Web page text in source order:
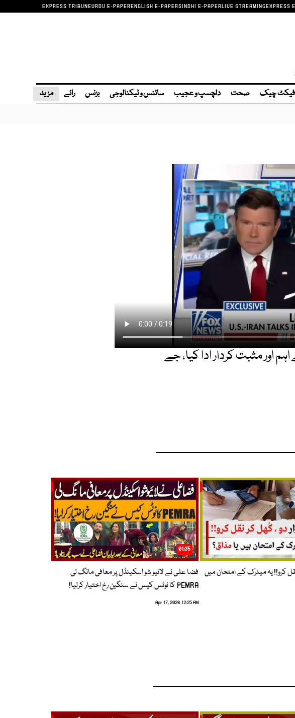
EXPRESS TRIBUNEURDU E-PAPERENGLISH E-PAPERSINDHI E-PAPERLIVE STREAMINGEXPRESS
فیکٹ چیک صحت دلچسپ و عجیب سائنس و ٹیکنالوجی بزنس رائے مزید
اور مثبت کردار ادا کیا، جے
نقل کرو!! یہ میٹرک کے امتحان میں
01:35
فضا علی نے لائیو شو اسکینڈل پر معافی مانگ لی
PEMRA کا نوٹس کیس نے سنگین رخ اختیار کرلیا!
Apr 17, 2026 12:25 AM